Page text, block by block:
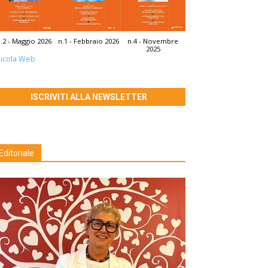
- Maggio 2026 n.1 - Febbraio 2026
n.4 - Novembre
2025
Web
ISCRIVITI ALLA NEWSLETTER